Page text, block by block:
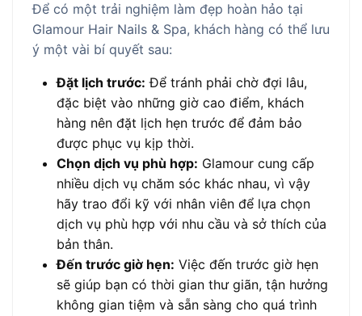
Để có một trải nghiệm làm đẹp hoàn hảo tại
Glamour Hair Nails & Spa, khách hàng có thể lưu
ý một vài bí quyết sau:
Đặt lịch trước: Để tránh phải chờ đợi lâu,
đặc biệt vào những giờ cao điểm, khách
hàng nên đặt lịch hẹn trước để đảm bảo
được phục vụ kịp thời.
Chọn dịch vụ phù hợp: Glamour cung cấp
nhiều dịch vụ chăm sóc khác nhau, vì vậy
hãy trao đổi kỹ với nhân viên để lựa chọn
dịch vụ phù hợp với nhu cầu và sở thích của
bản thân.
Đến trước giờ hẹn: Việc đến trước giờ hẹn
sẽ giúp bạn có thời gian thư giãn, tận hưởng
không gian tiệm và sẵn sàng cho quá trình